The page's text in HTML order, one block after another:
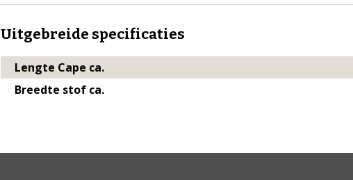
Uitgebreide specificaties
Lengte Cape ca.
Breedte stof ca.